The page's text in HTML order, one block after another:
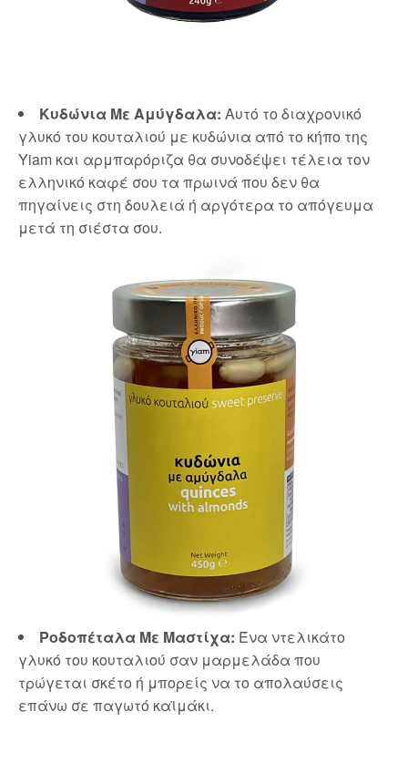
Κυδώνια Με Αμύγδαλα: Αυτό το διαχρονικό
γλυκό του κουταλιού με κυδώνια από το κήπο της
Yiam και αρμπαρόριζα θα συνοδέψει τέλεια τον
ελληνικό καφέ σου τα πρωινά που δεν θα
πηγαίνεις στη δουλειά ή αργότερα το απόγευμα
μετά τη σιέστα σου.
Ροδοπέταλα Με Μαστίχα: Ένα ντελικάτο
γλυκό του κουταλιού σαν μαρμελάδα που
τρώγεται σκέτο ή μπορείς να το απολαύσεις
επάνω σε παγωτό καϊμάκι.